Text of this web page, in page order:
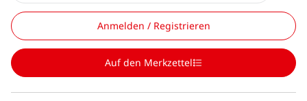
Anmelden / Registrieren
Auf den Merkzettel